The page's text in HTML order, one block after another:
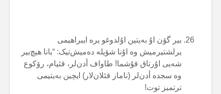
بیر گۆن اۇ بەیتین اۇلدوغو یرە ایبراهیمی
یرلشتیرمیش وە اۇنا شؤیلە دەمیش‌تیک: “بانا هیچ‌بیر
شەیی اۇرتاق قۇشما! طاواف أدن‌لر، قئیام، رۆکوع
وە سجدە أدن‌لر (ناماز قئلان‌لار) ایچین بەیتیمی
ترتمیز توت!